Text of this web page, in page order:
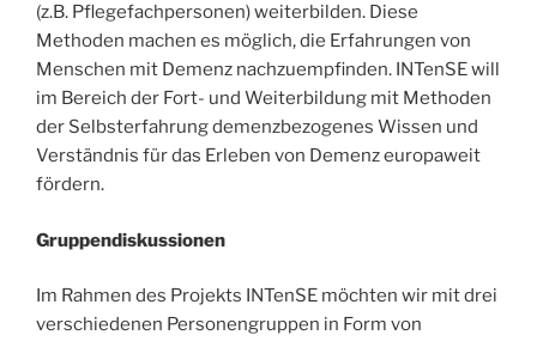
(z.B. Pflegefachpersonen) weiterbilden. Diese
Methoden machen es möglich, die Erfahrungen von
Menschen mit Demenz nachzuempfinden. INTenSE will
im Bereich der Fort- und Weiterbildung mit Methoden
der Selbsterfahrung demenzbezogenes Wissen und
Verständnis für das Erleben von Demenz europaweit
fördern.
Gruppendiskussionen
Im Rahmen des Projekts INTenSE möchten wir mit drei
verschiedenen Personengruppen in Form von